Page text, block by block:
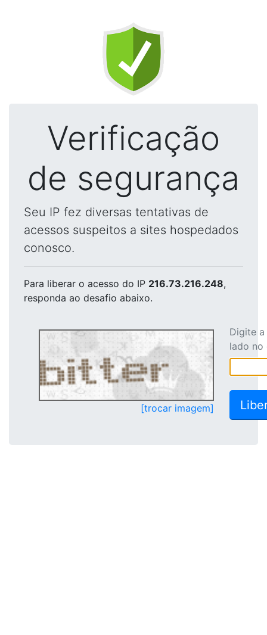
Verificação
de segurança
Seu IP fez diversas tentativas de
acessos suspeitos a sites hospedados
conosco.
Para liberar o acesso do IP 216.73.216.248,
responda ao desafio abaixo.
[trocar imagem]
Digite
lado no